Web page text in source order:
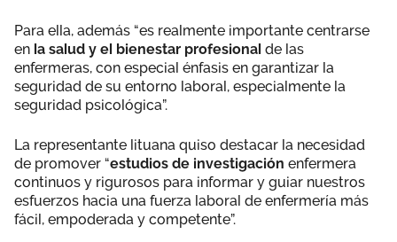
Para ella, además “es realmente importante centrarse
en la salud y el bienestar profesional de las
enfermeras, con especial énfasis en garantizar la
seguridad de su entorno laboral, especialmente la
seguridad psicológica”.
La representante lituana quiso destacar la necesidad
de promover “estudios de investigación enfermera
continuos y rigurosos para informar y guiar nuestros
esfuerzos hacia una fuerza laboral de enfermería más
fácil, empoderada y competente”.